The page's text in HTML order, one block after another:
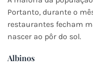
Portanto, durante o
restaurantes fecham
nascer ao pôr do sol.
Albinos